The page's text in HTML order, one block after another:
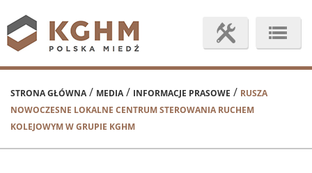
STRONA GŁÓWNA/ MEDIA/ INFORMACJE PRASOWE / RUSZA
NOWOCZESNE LOKALNE CENTRUM STEROWANIA RUCHEM
KOLEJOWYM W GRUPIE KGHM